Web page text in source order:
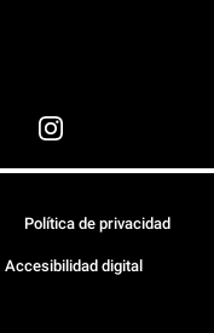
Política de privacidad
Accesibilidad digital